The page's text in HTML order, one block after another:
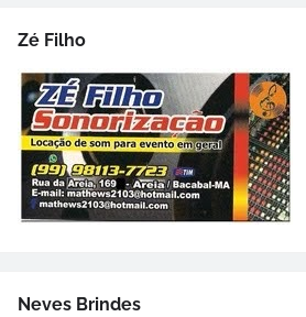
Zé Filho
Neves Brindes